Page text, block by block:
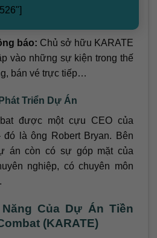
thắng cược mà không phải
báo: Chủ sở hữu KARATE
vào những sự kiện trong thế
bán vé trực tiếp…
Triển Dự Án
được một cựu CEO của
đó là ông Robert Bryan. Bên
án còn có sự góp mặt của
nghiệp, có chuyên môn
Của Dự Án Tiền
(KARATE)